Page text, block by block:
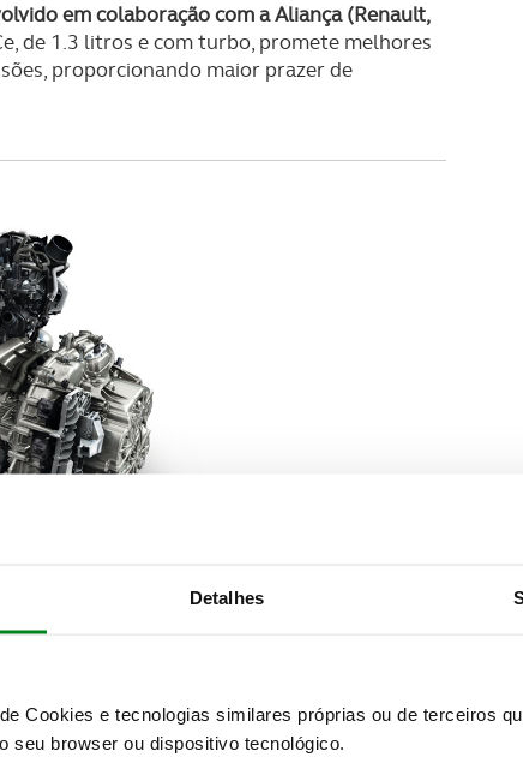
Detalhes
Cookies e tecnologias similares próprias ou de terceiros
seu browser ou dispositivo tecnológico.
em colaboração com a Aliança (Renault,
de 1.3 litros e com turbo, promete melhores
proporcionando maior prazer de